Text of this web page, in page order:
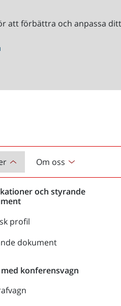
att förbättra och anpassa
Om oss
och styrande
profil
dokument
med konferensvagn